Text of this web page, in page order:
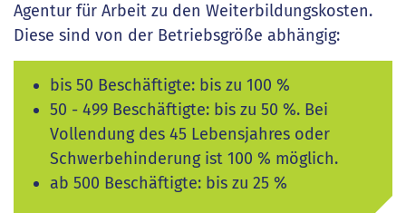
Agentur für Arbeit zu den Weiterbildungskosten.
Diese sind von der Betriebsgröße abhängig:
bis 50 Beschäftigte: bis zu 100 %
50 - 499 Beschäftigte: bis zu 50 %. Bei
Vollendung des 45 Lebensjahres oder
Schwerbehinderung ist 100 % möglich.
ab 500 Beschäftigte: bis zu 25 %